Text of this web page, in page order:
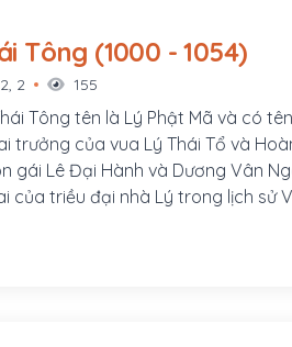
Lý Thái Tông (1000 - 1054)
2 155
Tông tên là Lý Phật Mã và có
trưởng của vua Lý Thái Tổ và
gái Lê Đại Hành và Dương Vân
của triều đại nhà Lý trong lịch sử